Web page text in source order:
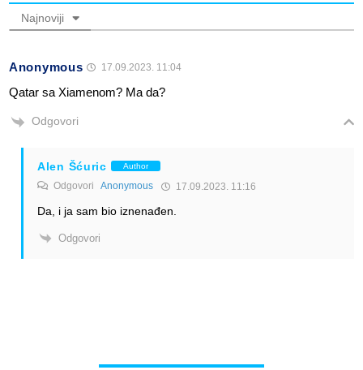
Najnoviji
Anonymous 17.09.2023. 11:04
Qatar sa Xiamenom? Ma da?
Odgovori
Alen Šćuric Author
Odgovori Anonymous 17.09.2023. 11:16
Da, i ja sam bio iznenađen.
Odgovori